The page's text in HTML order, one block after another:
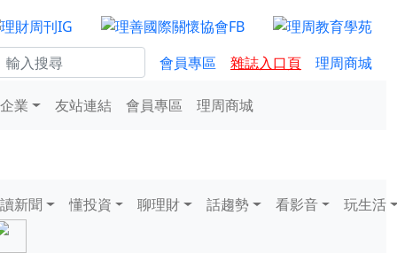
會員專區 雜誌入口頁 理周商城
業 友站連結 會員專區 理周商城
讀新聞 懂投資 聊理財 話趨勢 看影音 玩生活